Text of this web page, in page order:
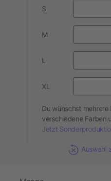
S
M
L
XL
Du wünschst
verschiedene Farben
Jetzt
Auswahl